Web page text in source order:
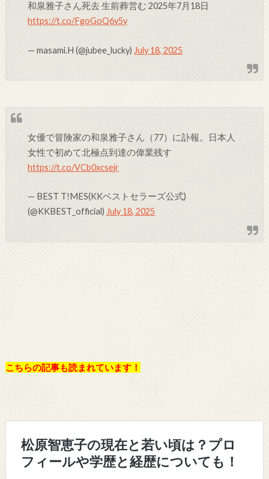
和泉雅子さん死去 生前葬営む 2025年7月18日
https://t.co/FgoGoQ6v5y
— masami.H (@jubee_lucky) July 18, 2025
女優で冒険家の和泉雅子さん（77）に訃報。日本人
女性で初めて北極点到達の偉業残す
https://t.co/VCb0xcsejr
— BEST T!MES(KKベストセラーズ公式)
(@KKBEST_official) July 18, 2025
こちらの記事も読まれています！